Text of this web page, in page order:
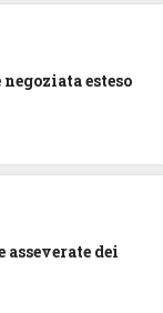
esteso
asseverate dei